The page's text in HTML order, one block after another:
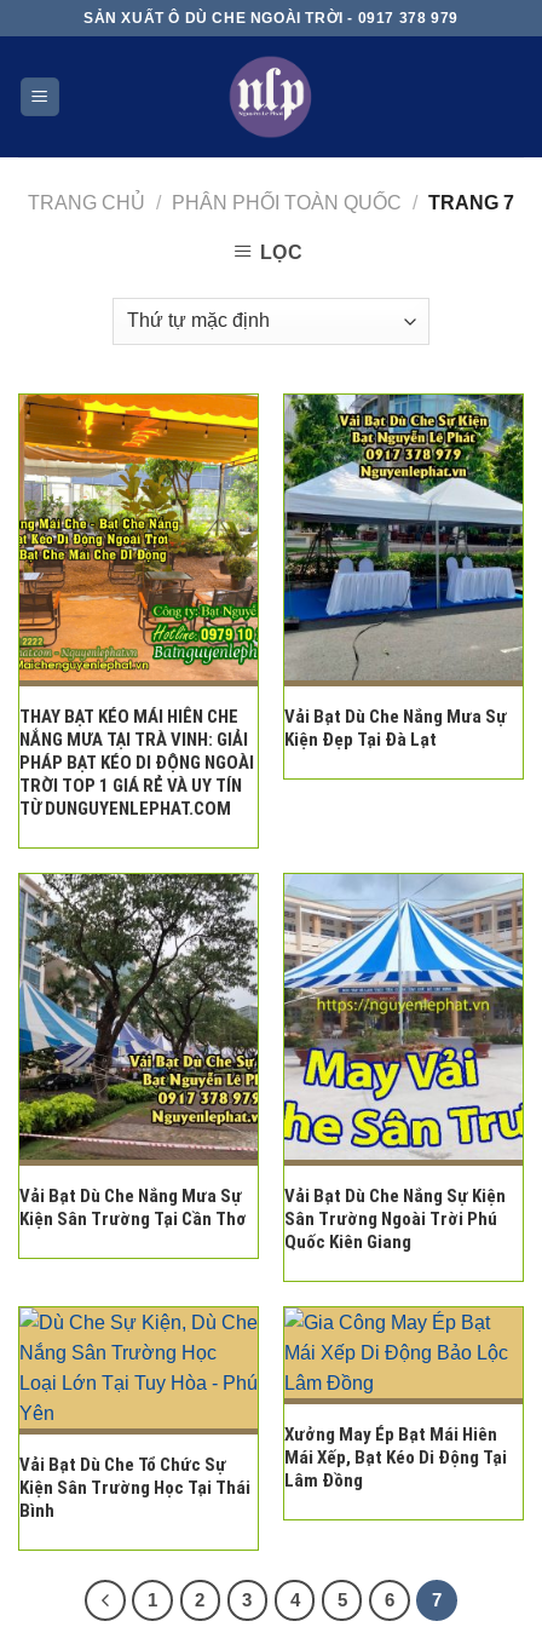
content
SẢN XUẤT Ô DÙ CHE NGOÀI TRỜI - 0917 378 979
TRANG CHỦ / PHÂN PHỐI TOÀN QUỐC / TRANG 7
LỌC
THAY BẠT KÉO MÁI HIÊN CHE
NẮNG MƯA TẠI TRÀ VINH: GIẢI
PHÁP BẠT KÉO DI ĐỘNG NGOÀI
TRỜI TOP 1 GIÁ RẺ VÀ UY TÍN
TỪ DUNGUYENLEPHAT.COM
Vải Bạt Dù Che Nắng Mưa Sự
Kiện Đẹp Tại Đà Lạt
Vải Bạt Dù Che Nắng Mưa Sự
Kiện Sân Trường Tại Cần Thơ
Vải Bạt Dù Che Nắng Sự Kiện
Sân Trường Ngoài Trời Phú
Quốc Kiên Giang
Vải Bạt Dù Che Tổ Chức Sự
Kiện Sân Trường Học Tại Thái
Bình
Xưởng May Ép Bạt Mái Hiên
Mái Xếp, Bạt Kéo Di Động Tại
Lâm Đồng
1 2 3 4 5 6 7